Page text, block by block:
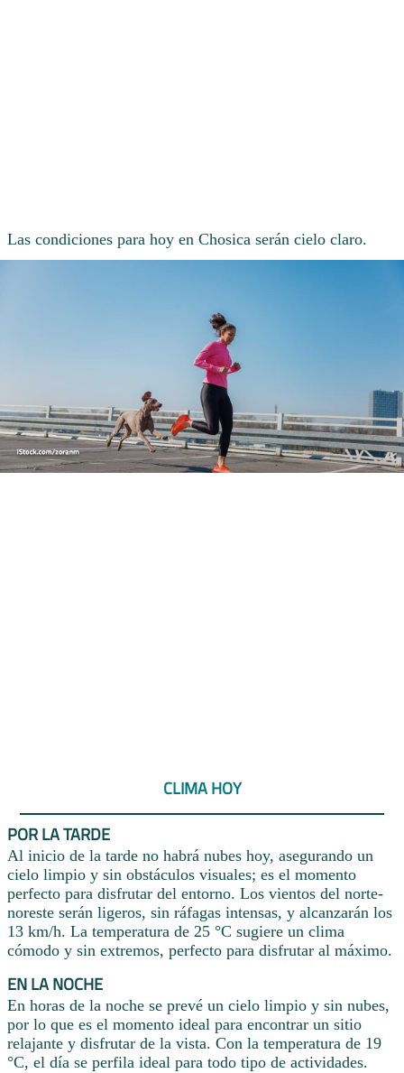
Las condiciones para hoy en Chosica serán cielo claro.
CLIMA HOY
POR LA TARDE
Al inicio de la tarde no habrá nubes hoy, asegurando un
cielo limpio y sin obstáculos visuales; es el momento
perfecto para disfrutar del entorno. Los vientos del norte-
noreste serán ligeros, sin ráfagas intensas, y alcanzarán los
13 km/h. La temperatura de 25 °C sugiere un clima
cómodo y sin extremos, perfecto para disfrutar al máximo.
EN LA NOCHE
En horas de la noche se prevé un cielo limpio y sin nubes,
por lo que es el momento ideal para encontrar un sitio
relajante y disfrutar de la vista. Con la temperatura de 19
°C, el día se perfila ideal para todo tipo de actividades.